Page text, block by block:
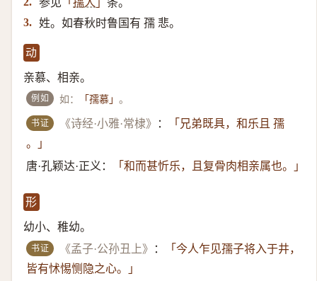
「 孺人 」
3. 姓。如春秋时鲁国有 孺 悲。
动
亲慕、相亲。
例如 如： 「孺慕」。
书证 《诗经·小雅·常棣》 ：
「兄弟既具，和乐且 孺
。」
唐·孔颖达·正义：
「和而甚忻乐，且复骨肉相亲属也。」
形
幼小、稚幼。
书证 《孟子·公孙丑上》 ：
「今人乍见孺子将入于井，
皆有怵惕恻隐之心。」